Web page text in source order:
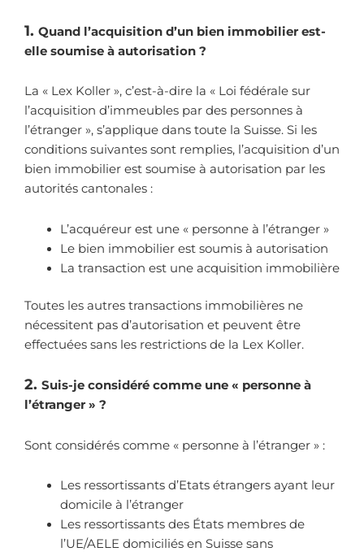
1. Quand l’acquisition d’un bien immobilier est-
elle soumise à autorisation ?
La « Lex Koller », c’est-à-dire la « Loi fédérale sur
l’acquisition d’immeubles par des personnes à
l’étranger », s’applique dans toute la Suisse. Si les
conditions suivantes sont remplies, l’acquisition d’un
bien immobilier est soumise à autorisation par les
autorités cantonales :
L’acquéreur est une « personne à l’étranger »
Le bien immobilier est soumis à autorisation
La transaction est une acquisition immobilière
Toutes les autres transactions immobilières ne
nécessitent pas d’autorisation et peuvent être
effectuées sans les restrictions de la Lex Koller.
2. Suis-je considéré comme une « personne à
l’étranger » ?
Sont considérés comme « personne à l’étranger » :
Les ressortissants d’Etats étrangers ayant leur
domicile à l’étranger
Les ressortissants des États membres de
l’UE/AELE domiciliés en Suisse sans